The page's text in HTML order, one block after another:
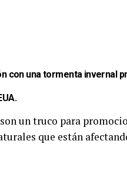
con una tormenta invernal
un truco para
que están